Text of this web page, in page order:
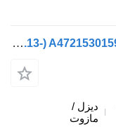
صمام الهواء Mercedes-Benz أكتروس mp4 2545 (01.13-) A4721530159 لـ السيارات القاطرة Mercedes-Benz Actros MP4 Antos Arocs (2012-)